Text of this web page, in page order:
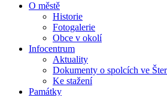
O městě
Historie
Fotogalerie
Obce v okolí
Infocentrum
Aktuality
Dokumenty o spolcích ve
Ke stažení
Památky